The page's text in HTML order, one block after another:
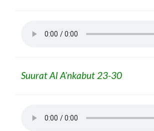
Suurat Al A’nkabut 23-30